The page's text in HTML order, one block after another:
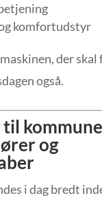
komfortudstyr
der skal
også.
til
og
i dag bredt